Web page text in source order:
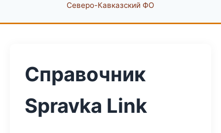
Северо-Кавказский ФО
Справочник
Spravka Link